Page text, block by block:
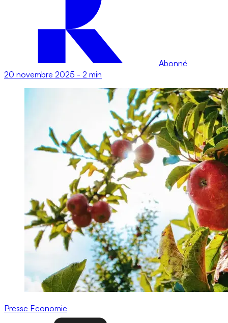
Abonné
20 novembre 2025 - 2 min
Presse Economie